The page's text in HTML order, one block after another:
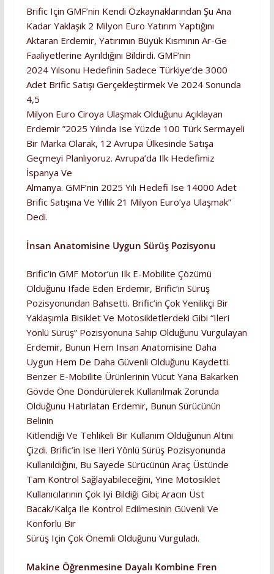
Brific Için GMF’nin Kendi Özkaynaklarından Şu Ana
Kadar Yaklaşık 2 Milyon Euro Yatırım Yaptığını
Aktaran Erdemir, Yatırımın Büyük Kısmının Ar-Ge
Faaliyetlerine Ayrıldığını Bildirdi. GMF’nin
2024 Yılsonu Hedefinin Sadece Türkiye’de 3000
Adet Brific Satışı Gerçekleştirmek Ve 2024 Sonunda
4,5
Milyon Euro Ciroya Ulaşmak Olduğunu Açıklayan
Erdemir ”2025 Yılında Ise Yüzde 100 Türk Sermayeli
Bir Marka Olarak, 12 Avrupa Ülkesinde Satışa
Geçmeyi Planlıyoruz. Avrupa’da Ilk Hedefimiz
İspanya Ve
Almanya. GMF’nin 2025 Yılı Hedefi Ise 14000 Adet
Brific Satışına Ve Yıllık 21 Milyon Euro’ya Ulaşmak”
Dedi.
İnsan Anatomisine Uygun Sürüş Pozisyonu
Brific’in GMF Motor’un Ilk E-Mobilite Çözümü
Olduğunu Ifade Eden Erdemir, Brific’in Sürüş
Pozisyonundan Bahsetti. Brific’in Çok Yenilikçi Bir
Yaklaşımla Bisiklet Ve Motosikletlerdeki Gibi “ileri
Yönlü Sürüş” Pozisyonuna Sahip Olduğunu Vurgulayan
Erdemir, Bunun Hem Insan Anatomisine Daha
Uygun Hem De Daha Güvenli Olduğunu Kaydetti.
Benzer E-Mobilite Ürünlerinin Vücut Yana Bakarken
Gövde Öne Döndürülerek Kullanılmak Zorunda
Olduğunu Hatırlatan Erdemir, Bunun Sürücünün
Belinin
Kitlendiği Ve Tehlikeli Bir Kullanım Olduğunun Altını
Çizdi. Brific’in Ise Ileri Yönlü Sürüş Pozisyonunda
Kullanıldığını, Bu Sayede Sürücünün Araç Üstünde
Tam Kontrol Sağlayabileceğini, Yine Motosiklet
Kullanıcılarının Çok Iyi Bildiği Gibi; Aracın Üst
Bacak/kalça Ile Kontrol Edilmesinin Güvenli Ve
Konforlu Bir
Sürüş Için Çok Önemli Olduğunu Vurguladı.
Makine Öğrenmesine Dayalı Kombine Fren